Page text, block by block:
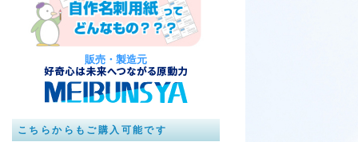
販売・製造元
こちらからもご購入可能です